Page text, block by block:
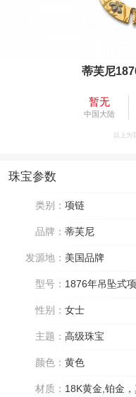
蒂芙尼
暂无
中国大陆
以上为
珠宝参数
类别： 项链
品牌： 蒂芙尼
发源地： 美国品牌
型号： 1876年吊坠式
性别： 女士
主题： 高级珠宝
颜色： 黄色
材质： 18K黄金,铂金